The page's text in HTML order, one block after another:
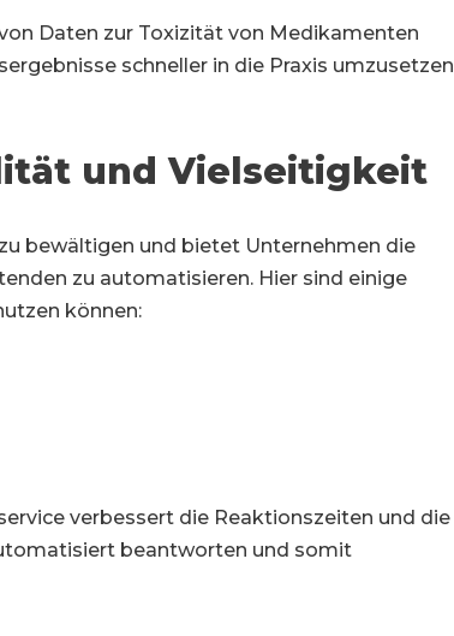
Daten zur Toxizität von Medikamenten
schneller in die Praxis umzusetzen
und Vielseitigkeit
bewältigen und bietet Unternehmen die
zu automatisieren. Hier sind einige
können:
verbessert die Reaktionszeiten und die
beantworten und somit